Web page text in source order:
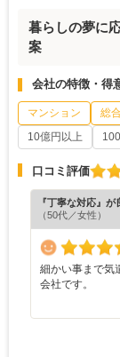
暮らしの夢に
案
会社の特徴・得
マンション 総
10億円以上
口コミ評価
『丁寧な対応』が
（50代／女性）
細かい事まで気
会社です。